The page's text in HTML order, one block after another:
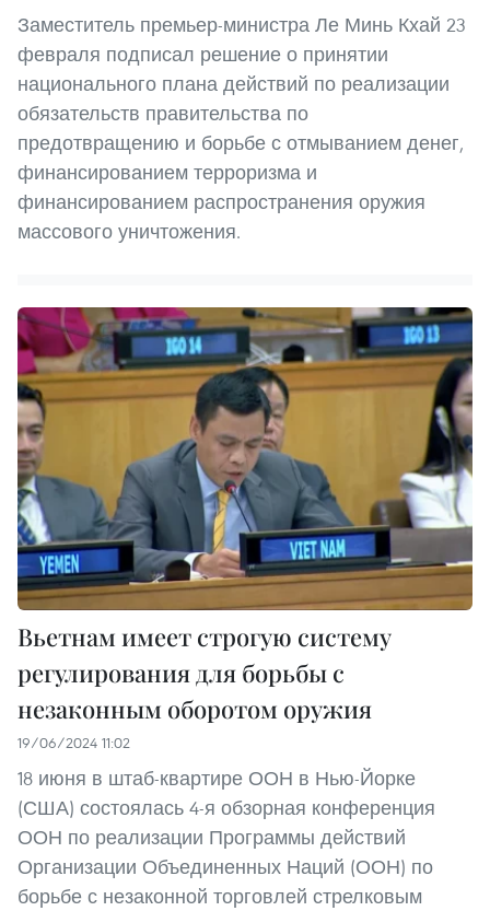
Заместитель премьер-министра Ле Минь Кхай 23
февраля подписал решение о принятии
национального плана действий по реализации
обязательств правительства по
предотвращению и борьбе с отмыванием денег,
финансированием терроризма и
финансированием распространения оружия
массового уничтожения.
Вьетнам имеет строгую систему
регулирования для борьбы с
незаконным оборотом оружия
19/06/2024 11:02
18 июня в штаб-квартире ООН в Нью-Йорке
(США) состоялась 4-я обзорная конференция
ООН по реализации Программы действий
Организации Объединенных Наций (ООН) по
борьбе с незаконной торговлей стрелковым